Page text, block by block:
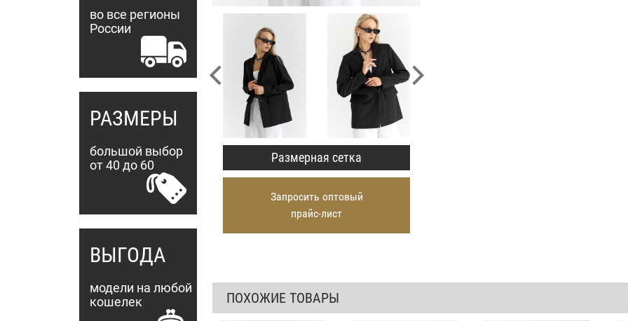
во все регионы
России
РАЗМЕРЫ
большой выбор
от 40 до 60
ВЫГОДА
модели на любой
кошелек
Размерная сетка
Запросить оптовый
прайс-лист
ПОХОЖИЕ ТОВАРЫ